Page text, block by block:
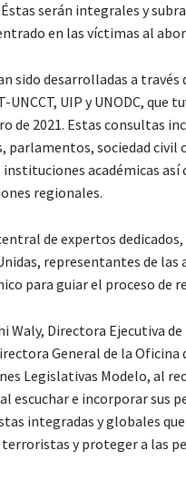
serán integrales y
en las víctimas al
sido desarrolladas a
UNCCT, UIP y UNODC,
de 2021. Estas consultas
parlamentos, sociedad civil
académicas así
regionales.
de expertos
representantes de
para guiar el proceso de
Waly, Directora Ejecutiva
General de la Oficina
Legislativas Modelo, al
escuchar e incorporar sus
integradas y globales
y proteger a las